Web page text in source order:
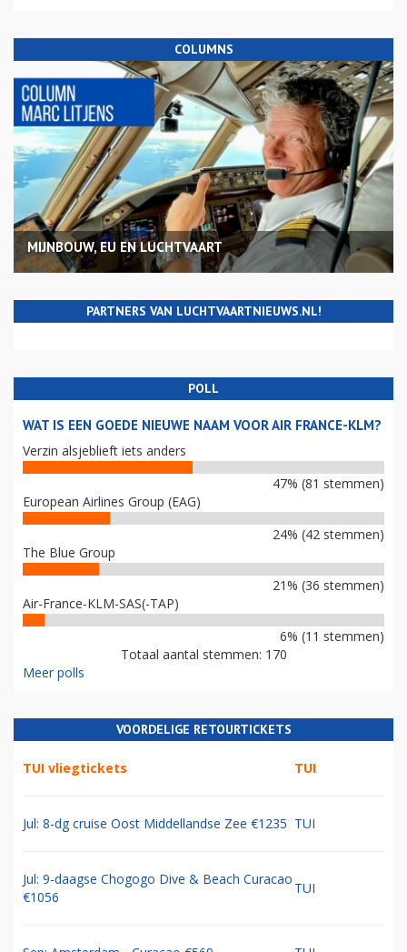
COLUMNS
MIJNBOUW, EU EN LUCHTVAART
PARTNERS VAN LUCHTVAARTNIEUWS.NL!
POLL
WAT IS EEN GOEDE NIEUWE NAAM VOOR AIR FRANCE-KLM?
Verzin alsjeblieft iets anders
47% (81 stemmen)
European Airlines Group (EAG)
24% (42 stemmen)
The Blue Group
21% (36 stemmen)
Air-France-KLM-SAS(-TAP)
6% (11 stemmen)
Totaal aantal stemmen: 170
Meer polls
VOORDELIGE RETOURTICKETS
TUI vliegtickets TUI
Jul: 8-dg cruise Oost Middellandse Zee €1235 TUI
Jul: 9-daagse Chogogo Dive & Beach Curacao
€1056
TUI